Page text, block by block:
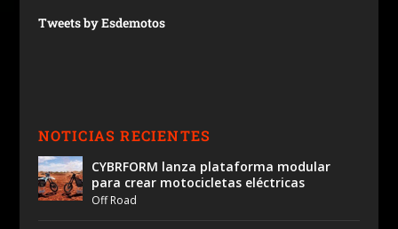
Tweets by Esdemotos
NOTICIAS RECIENTES
CYBRFORM lanza plataforma modular
para crear motocicletas eléctricas
Off Road